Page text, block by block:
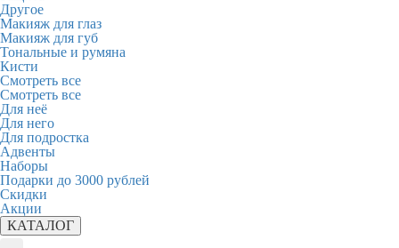
Другое
Макияж для глаз
Макияж для губ
Тональные и румяна
Кисти
Смотреть все
Смотреть все
Для неё
Для него
Для подростка
Адвенты
Наборы
Подарки до 3000 рублей
Скидки
Акции
КАТАЛОГ